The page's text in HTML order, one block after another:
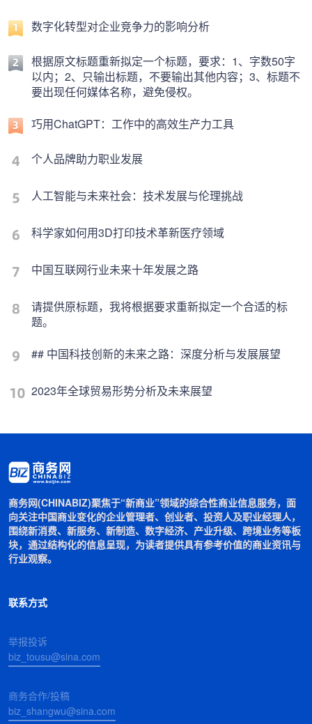
数字化转型对企业竞争力的影响分析
根据原文标题重新拟定一个标题，要求：1、字数50字
以内；2、只输出标题，不要输出其他内容；3、标题不
要出现任何媒体名称，避免侵权。
巧用ChatGPT：工作中的高效生产力工具
个人品牌助力职业发展
人工智能与未来社会：技术发展与伦理挑战
科学家如何用3D打印技术革新医疗领域
中国互联网行业未来十年发展之路
请提供原标题，我将根据要求重新拟定一个合适的标
题。
## 中国科技创新的未来之路：深度分析与发展展望
2023年全球贸易形势分析及未来展望
商务网(CHINABIZ)聚焦于“新商业”领域的综合性商业信息服务，面
向关注中国商业变化的企业管理者、创业者、投资人及职业经理人，
围绕新消费、新服务、新制造、数字经济、产业升级、跨境业务等板
块，通过结构化的信息呈现，为读者提供具有参考价值的商业资讯与
行业观察。
联系方式
举报投诉
biz_tousu@sina.com
商务合作/投稿
biz_shangwu@sina.com